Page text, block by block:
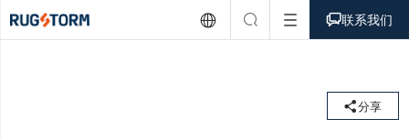
  联系我们
分享